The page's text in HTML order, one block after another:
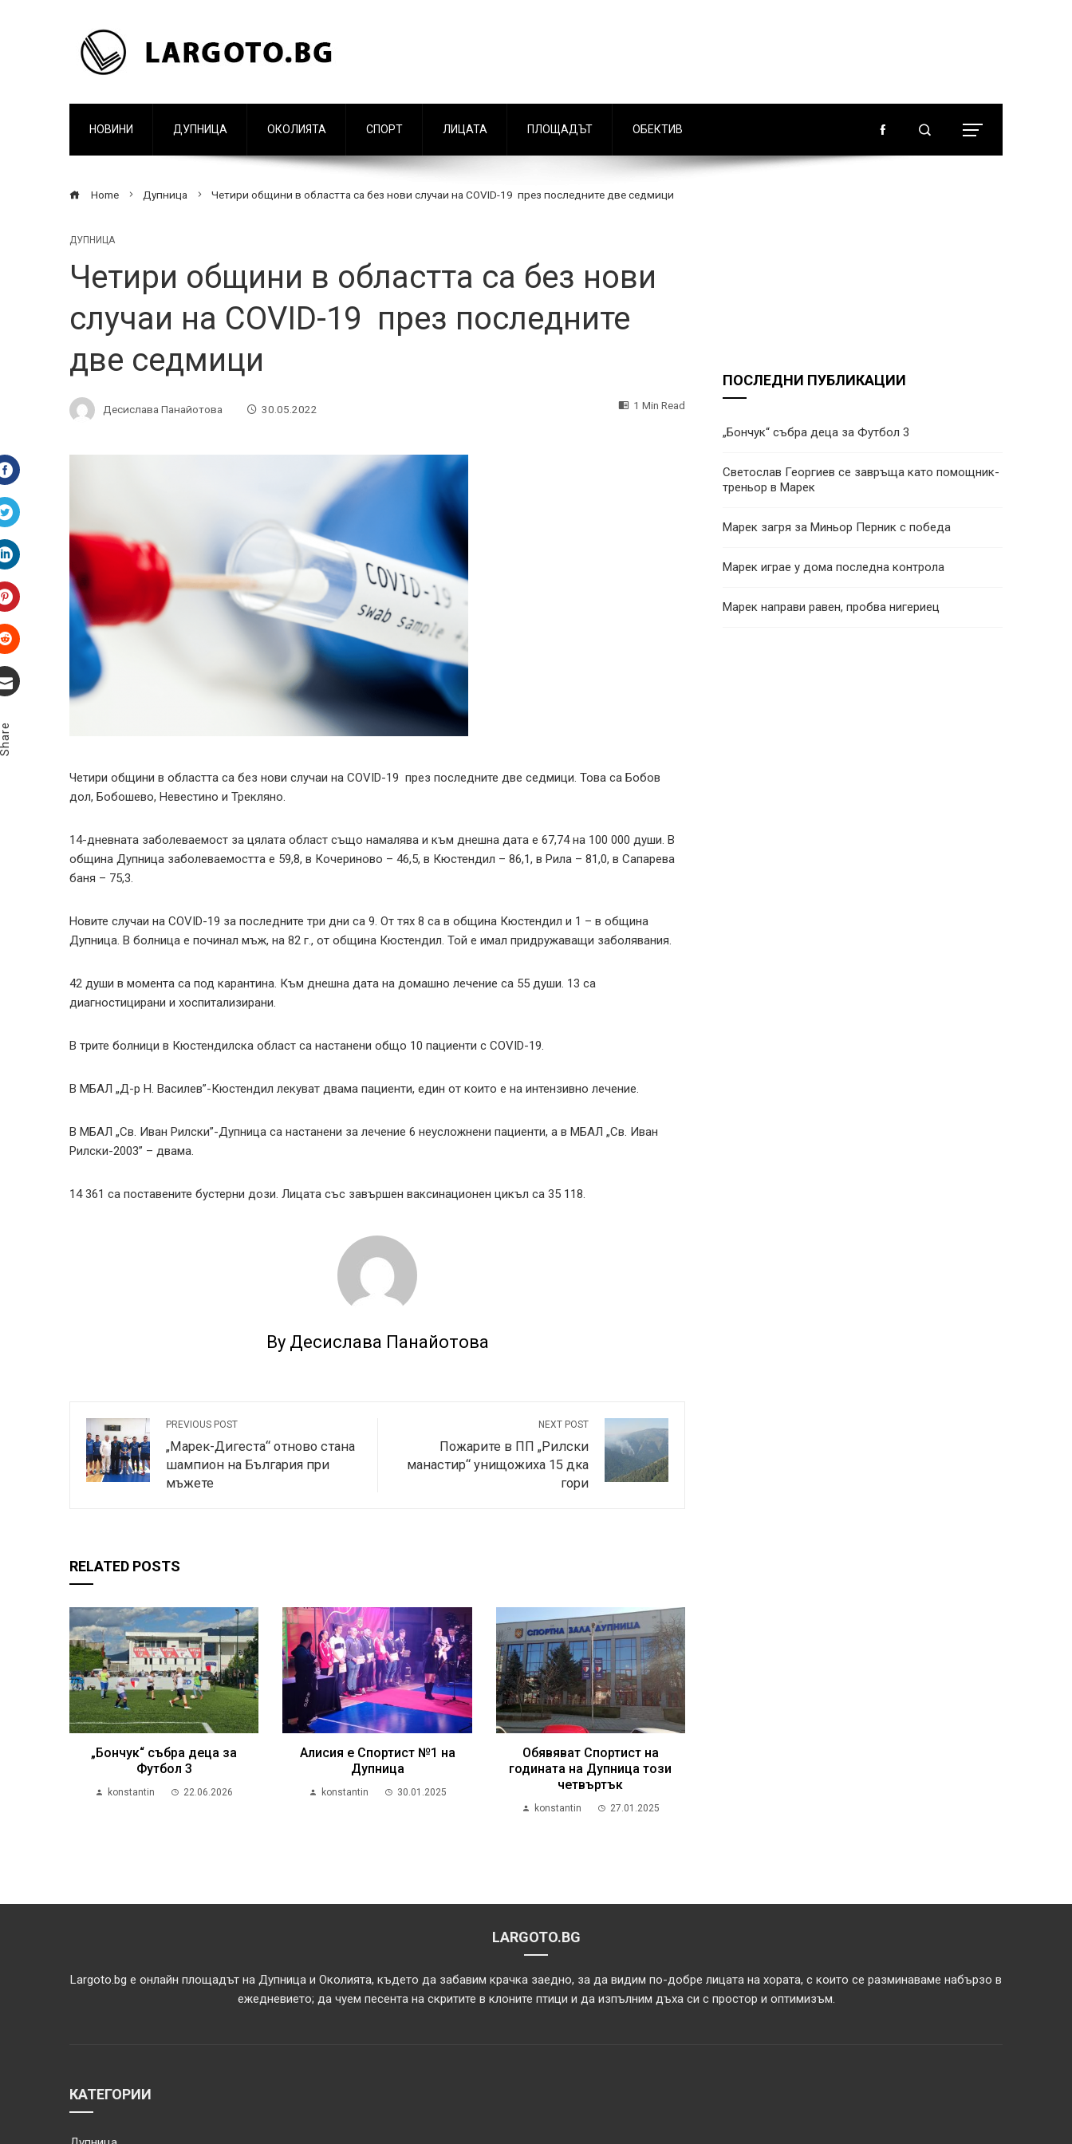
НОВИНИ ДУПНИЦА ОКОЛИЯТА СПОРТ ЛИЦАТА ПЛОЩАДЪТ ОБЕКТИВ
Home Дупница Четири общини в областта са без нови случаи на COVID-19 през последните две седмици
ДУПНИЦА
Четири общини в областта са без нови
случаи на COVID-19 през последните
две седмици
Десислава Панайотова 30.05.2022 1 Min Read
Facebook
Twitter
LinkedIn
Pinterest
Stumbleupon
Четири общини в областта са без нови случаи на COVID-19 през последните две седмици. Това са Бобов
дол, Бобошево, Невестино и Трекляно.
14-дневната заболеваемост за цялата област също намалява и към днешна дата е 67,74 на 100 000 души. В
община Дупница заболеваемостта е 59,8, в Кочериново – 46,5, в Кюстендил – 86,1, в Рила – 81,0, в Сапарева
баня – 75,3.
Новите случаи на COVID-19 за последните три дни са 9. От тях 8 са в община Кюстендил и 1 – в община
Дупница. В болница е починал мъж, на 82 г., от община Кюстендил. Той е имал придружаващи заболявания.
42 души в момента са под карантина. Към днешна дата на домашно лечение са 55 души. 13 са
диагностицирани и хоспитализирани.
В трите болници в Кюстендилска област са настанени общо 10 пациенти с COVID-19.
В МБАЛ „Д-р Н. Василев”-Кюстендил лекуват двама пациенти, един от които е на интензивно лечение.
В МБАЛ „Св. Иван Рилски”-Дупница са настанени за лечение 6 неусложнени пациенти, а в МБАЛ „Св. Иван
Рилски-2003” – двама.
14 361 са поставените бустерни дози. Лицата със завършен ваксинационен цикъл са 35 118.
By Десислава Панайотова
PREVIOUS POST
„Марек-Дигеста“ отново стана
шампион на България при
мъжете
NEXT POST
Пожарите в ПП „Рилски
манастир“ унищожиха 15 дка
гори
RELATED POSTS
„Бончук“ събра деца за
Футбол 3
konstantin 22.06.2026
Алисия е Спортист №1 на
Дупница
konstantin 30.01.2025
Обявяват Спортист на
годината на Дупница този
четвъртък
konstantin 27.01.2025
ПОСЛЕДНИ ПУБЛИКАЦИИ
„Бончук“ събра деца за Футбол 3
Светослав Георгиев се завръща като помощник-
треньор в Марек
Марек загря за Миньор Перник с победа
Марек играе у дома последна контрола
Марек направи равен, пробва нигериец
LARGOTO.BG
Largoto.bg е онлайн площадът на Дупница и Околията, където да забавим крачка заедно, за да видим по-добре лицата на хората, с които се разминаваме набързо в
ежедневието; да чуем песента на скритите в клоните птици и да изпълним дъха си с простор и оптимизъм.
КАТЕГОРИИ